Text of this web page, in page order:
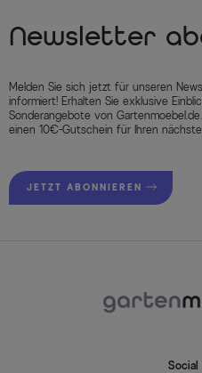
Newsletter
Melden Sie sich jetzt für unseren
informiert! Erhalten Sie exklusive
Sonderangebote von
einen 10€-Gutschein für Ihren
JETZT ABONNIEREN
Social